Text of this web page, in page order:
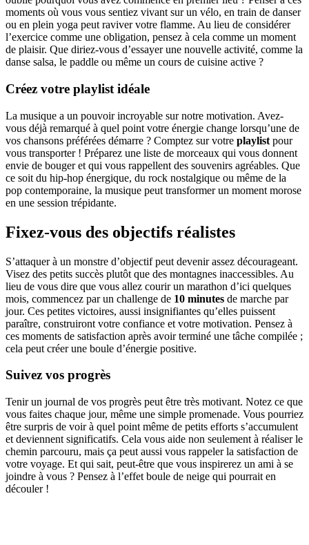
moments où vous vous sentiez vivant sur un vélo, en train de danser
ou en plein yoga peut raviver votre flamme. Au lieu de considérer
l’exercice comme une obligation, pensez à cela comme un moment
de plaisir. Que diriez-vous d’essayer une nouvelle activité, comme la
danse salsa, le paddle ou même un cours de cuisine active ?
Créez votre playlist idéale
La musique a un pouvoir incroyable sur notre motivation. Avez-
vous déjà remarqué à quel point votre énergie change lorsqu’une de
vos chansons préférées démarre ? Comptez sur votre playlist pour
vous transporter ! Préparez une liste de morceaux qui vous donnent
envie de bouger et qui vous rappellent des souvenirs agréables. Que
ce soit du hip-hop énergique, du rock nostalgique ou même de la
pop contemporaine, la musique peut transformer un moment morose
en une session trépidante.
Fixez-vous des objectifs réalistes
S’attaquer à un monstre d’objectif peut devenir assez décourageant.
Visez des petits succès plutôt que des montagnes inaccessibles. Au
lieu de vous dire que vous allez courir un marathon d’ici quelques
mois, commencez par un challenge de 10 minutes de marche par
jour. Ces petites victoires, aussi insignifiantes qu’elles puissent
paraître, construiront votre confiance et votre motivation. Pensez à
ces moments de satisfaction après avoir terminé une tâche compilée ;
cela peut créer une boule d’énergie positive.
Suivez vos progrès
Tenir un journal de vos progrès peut être très motivant. Notez ce que
vous faites chaque jour, même une simple promenade. Vous pourriez
être surpris de voir à quel point même de petits efforts s’accumulent
et deviennent significatifs. Cela vous aide non seulement à réaliser le
chemin parcouru, mais ça peut aussi vous rappeler la satisfaction de
votre voyage. Et qui sait, peut-être que vous inspirerez un ami à se
joindre à vous ? Pensez à l’effet boule de neige qui pourrait en
découler !